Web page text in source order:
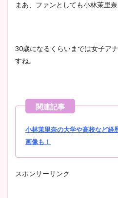
まあ、ファンとしても小林茉里
30歳になるくらいまでは女子ア
すね。
小林茉里奈の大学や高校など経
画像も！
スポンサーリンク